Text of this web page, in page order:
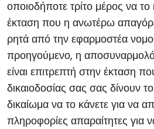
οποιοδήποτε τρίτο μέρος να το
έκταση που η ανωτέρω
ρητά από την εφαρμοστέα
προηγούμενο, η
είναι επιτρεπτή στην έκταση
δικαιοδοσίας σας σας δίνουν
δικαίωμα να το κάνετε για να
πληροφορίες απαραίτητες για